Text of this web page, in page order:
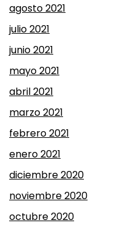
agosto 2021
julio 2021
junio 2021
mayo 2021
abril 2021
marzo 2021
febrero 2021
enero 2021
diciembre 2020
noviembre 2020
octubre 2020